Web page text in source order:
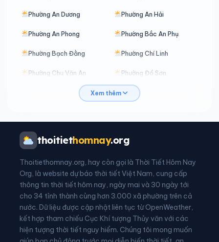
Phường An Dương Phường An Hải
Phường An Phong Phường Bắc An Phụ
Phường Bạch Đằng Phường Chí Linh
Phường Chu Văn An Phường Đồ Sơn
Phường Đông Hải Phường Dương Kinh
Phường Hải Dương
Phường Hồng An
Phường Hưng Đạo Phường Kiến An
Phường Kinh Môn Phường Lê Chân
Phường Lê Đại Hành Phường Lê Ích Mộc
Phường Lê Thanh Nghị Phường Lưu Kiếm
Xem thêm
thoitiethomnay.org
Thoitiethomnay.org, hay còn gọi là Thời Tiết Hôm Nay
Org, là website dự báo thời tiết Việt Nam, cung cấp
thông tin thời tiết hôm nay, ngày mai và 30 ngày tới
cho 34 tỉnh thành cùng hơn 3.000 xã phường trên cả
nước. Dữ liệu được cập nhật liên tục từ OpenWeather,
kết hợp tham chiếu Cục Khí tượng Thủy văn với các
hiện tượng thời tiết nguy hiểm. Chúng tôi mong muốn